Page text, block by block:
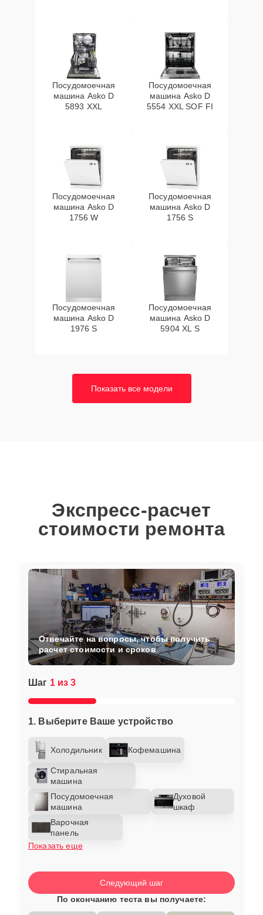
Посудомоечная
машина Asko D
5893 XXL
Посудомоечная
машина Asko D
5554 XXL SOF FI
Посудомоечная
машина Asko D
1756 W
Посудомоечная
машина Asko D
1756 S
Посудомоечная
машина Asko D
1976 S
Посудомоечная
машина Asko D
5904 XL S
Показать все модели
Экспресс-расчет
стоимости ремонта
Шаг 1 из 3
1. Выберите Ваше устройство
Холодильник Кофемашина
Стиральная
машина
Посудомоечная
машина
Духовой
шкаф
Варочная
панель
Показать еще
Отвечайте на вопросы, чтобы получить
расчет стоимости и сроков
Следующий шаг
По окончанию теста вы получаете: